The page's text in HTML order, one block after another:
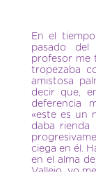
En el
pasado
profesor me
tropezaba
amistosa
decir que,
deferencia
«este es un
daba rienda
ciega en él.
en el alma